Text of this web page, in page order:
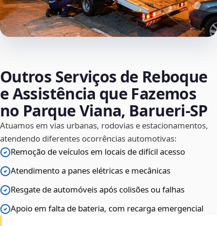
Outros Serviços de Reboque
e Assistência que Fazemos
no Parque Viana, Barueri‑SP
Atuamos em vias urbanas, rodovias e estacionamentos,
atendendo diferentes ocorrências automotivas:
Remoção de veículos em locais de difícil acesso
Atendimento a panes elétricas e mecânicas
Resgate de automóveis após colisões ou falhas
Apoio em falta de bateria, com recarga emergencial